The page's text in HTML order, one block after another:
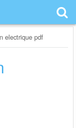
electrique pdf